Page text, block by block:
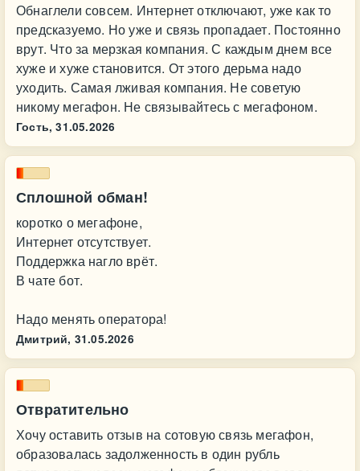
Обнаглели совсем. Интернет отключают, уже как то
предсказуемо. Но уже и связь пропадает. Постоянно
врут. Что за мерзкая компания. С каждым днем все
хуже и хуже становится. От этого дерьма надо
уходить. Самая лживая компания. Не советую
никому мегафон. Не связывайтесь с мегафоном.
Гость, 31.05.2026
Сплошной обман!
коротко о мегафоне,
Интернет отсутствует.
Поддержка нагло врёт.
В чате бот.
Надо менять оператора!
Дмитрий, 31.05.2026
Отвратительно
Хочу оставить отзыв на сотовую связь мегафон,
образовалась задолженность в один рубль